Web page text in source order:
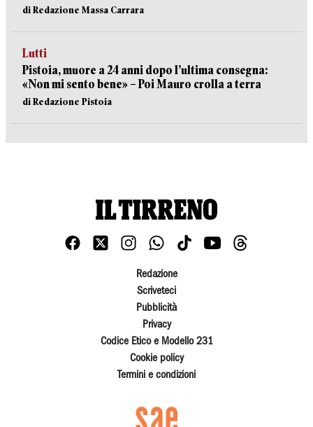
di Redazione Massa Carrara
Lutti
Pistoia, muore a 24 anni dopo l’ultima consegna:
«Non mi sento bene» – Poi Mauro crolla a terra
di Redazione Pistoia
Redazione
Scriveteci
Pubblicità
Privacy
Codice Etico e Modello 231
Cookie policy
Termini e condizioni